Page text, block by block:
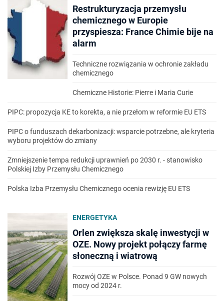
Restrukturyzacja przemysłu
chemicznego w Europie
przyspiesza: France Chimie bije na
alarm
Techniczne rozwiązania w ochronie zakładu
chemicznego
Chemiczne Historie: Pierre i Maria Curie
PIPC: propozycja KE to korekta, a nie przełom w reformie EU ETS
PIPC o funduszach dekarbonizacji: wsparcie potrzebne, ale kryteria
wyboru projektów do zmiany
Zmniejszenie tempa redukcji uprawnień po 2030 r. - stanowisko
Polskiej Izby Przemysłu Chemicznego
Polska Izba Przemysłu Chemicznego ocenia rewizję EU ETS
ENERGETYKA
Orlen zwiększa skalę inwestycji w
OZE. Nowy projekt połączy farmę
słoneczną i wiatrową
Rozwój OZE w Polsce. Ponad 9 GW nowych
mocy od 2024 r.